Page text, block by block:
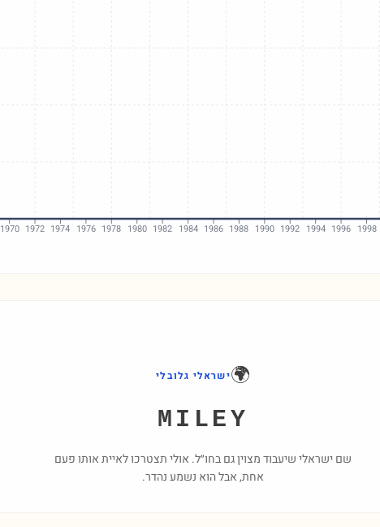
1970 1972 1974 1976 1978 1980 1982 1984 1986 1988 1990 1992 1994 1996 1998
🌍ישראלי גלובלי
MILEY
שם ישראלי שיעבוד מצוין גם בחו״ל. אולי תצטרכו לאיית אותו פעם
אחת, אבל הוא נשמע נהדר.